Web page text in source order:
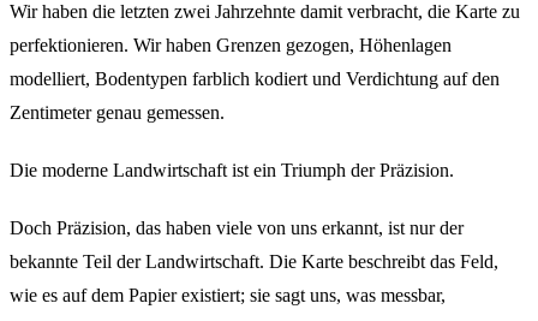
Wir haben die letzten zwei Jahrzehnte damit verbracht, die Karte zu
perfektionieren. Wir haben Grenzen gezogen, Höhenlagen
modelliert, Bodentypen farblich kodiert und Verdichtung auf den
Zentimeter genau gemessen.
Die moderne Landwirtschaft ist ein Triumph der Präzision.
Doch Präzision, das haben viele von uns erkannt, ist nur der
bekannte Teil der Landwirtschaft. Die Karte beschreibt das Feld,
wie es auf dem Papier existiert; sie sagt uns, was messbar,